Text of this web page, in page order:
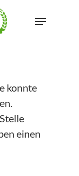
Menu
konnte
einen